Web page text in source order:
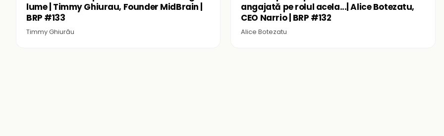
lume | Timmy Ghiurau, Founder MidBrain |
BRP #133
Timmy Ghiurău
angajată pe rolul acela...| Alice Botezatu,
CEO Narrio | BRP #132
Alice Botezatu